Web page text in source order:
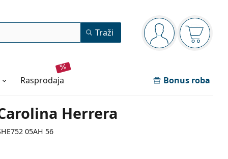
Navigacijska ploča
ste prijavljeni
Traži
rasprodaja Bonus roba
Herrera
05AH 56